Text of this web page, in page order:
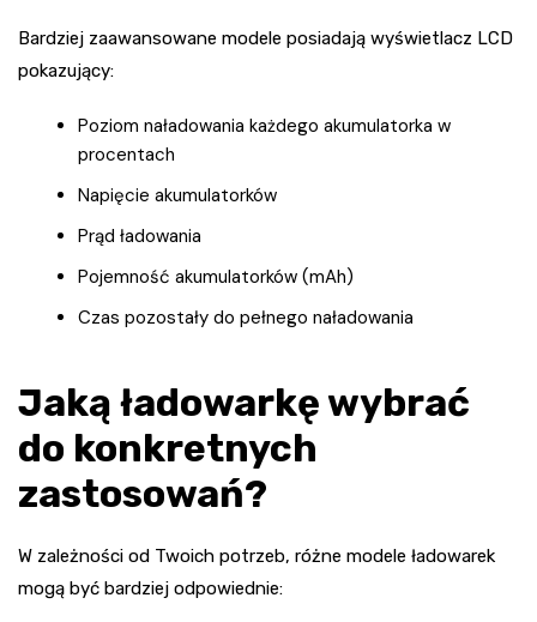
Bardziej zaawansowane modele posiadają wyświetlacz LCD
pokazujący:
Poziom naładowania każdego akumulatorka w
procentach
Napięcie akumulatorków
Prąd ładowania
Pojemność akumulatorków (mAh)
Czas pozostały do pełnego naładowania
Jaką ładowarkę wybrać
do konkretnych
zastosowań?
W zależności od Twoich potrzeb, różne modele ładowarek
mogą być bardziej odpowiednie: